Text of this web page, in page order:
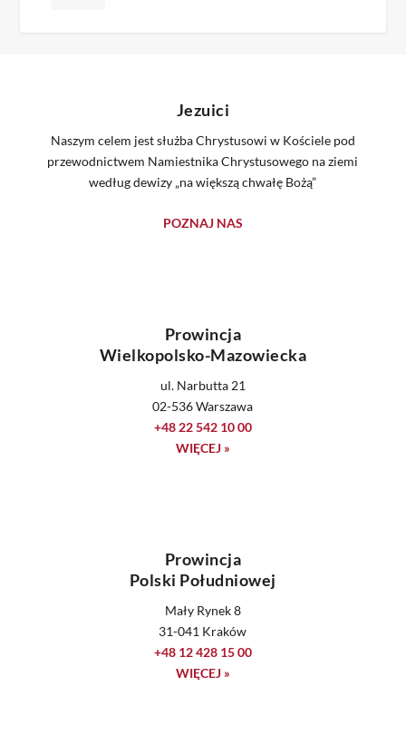
Jezuici
Naszym celem jest służba Chrystusowi w Kościele pod
przewodnictwem Namiestnika Chrystusowego na ziemi
według dewizy „na większą chwałę Bożą”
POZNAJ NAS
Prowincja
Wielkopolsko-Mazowiecka
ul. Narbutta 21
02-536 Warszawa
+48 22 542 10 00
WIĘCEJ »
Prowincja
Polski Południowej
Mały Rynek 8
31-041 Kraków
+48 12 428 15 00
WIĘCEJ »